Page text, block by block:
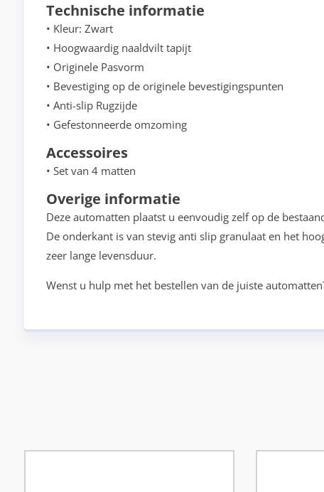
Technische informatie
• Kleur: Zwart
• Hoogwaardig naaldvilt tapijt
• Originele Pasvorm
• Bevestiging op de originele bevestigingspunten
• Anti-slip Rugzijde
• Gefestonneerde omzoming
Accessoires
• Set van 4 matten
Overige informatie
Deze automatten plaatst u eenvoudig zelf op de
De onderkant is van stevig anti slip granulaat en het
zeer lange levensduur.
Wenst u hulp met het bestellen van de juiste